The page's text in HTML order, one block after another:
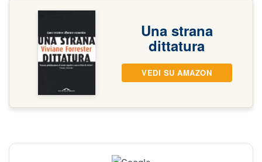
Una strana
dittatura
VEDI SU AMAZON